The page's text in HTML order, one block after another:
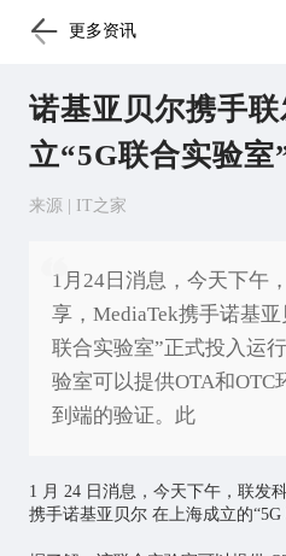
更多资讯
诺基亚贝尔携手
立“5G联合实验室
来源 | IT之家
1月24日消息，今天下午
享，MediaTek携手诺基
联合实验室”正式投入运
验室可以提供OTA和OTC
到端的验证。此
1 月 24 日消息，今天下午，联发
携手诺基亚贝尔 在上海成立的“5G